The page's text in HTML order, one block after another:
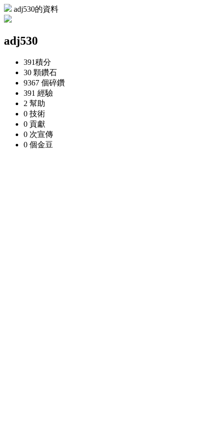
adj530的資料
adj530
391積分
30 顆鑽石
9367 個碎鑽
391 經驗
2 幫助
0 技術
0 貢獻
0 次宣傳
0 個金豆